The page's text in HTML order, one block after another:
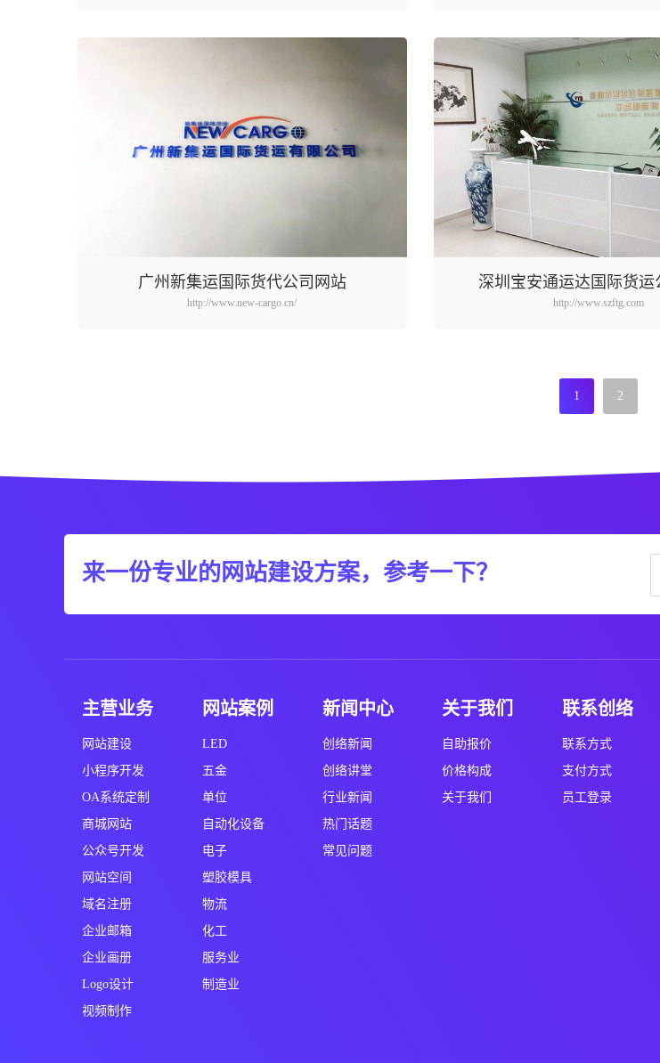
广州新集运国际货代公司网站
http://www.new-cargo.cn/
深圳宝安通运达国际货运
http://www.szftg.com
1 2
来一份专业的网站建设方案，参考一下？
主营业务
网站建设
小程序开发
OA系统定制
商城网站
公众号开发
网站空间
域名注册
企业邮箱
企业画册
Logo设计
视频制作
网站案例
LED
五金
单位
自动化设备
电子
塑胶模具
物流
化工
服务业
制造业
新闻中心
创络新闻
创络讲堂
行业新闻
热门话题
常见问题
关于我们
自助报价
价格构成
关于我们
联系创络
联系方式
支付方式
员工登录